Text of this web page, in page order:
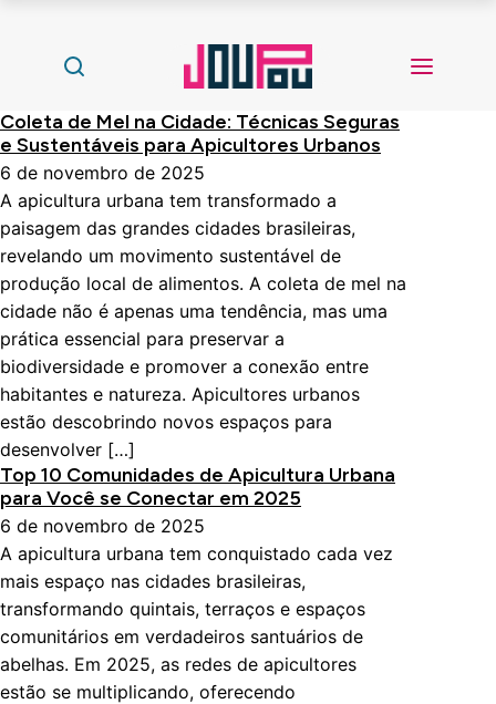
Coleta de Mel na Cidade: Técnicas Seguras
e Sustentáveis para Apicultores Urbanos
6 de novembro de 2025
A apicultura urbana tem transformado a
paisagem das grandes cidades brasileiras,
revelando um movimento sustentável de
produção local de alimentos. A coleta de mel na
cidade não é apenas uma tendência, mas uma
prática essencial para preservar a
biodiversidade e promover a conexão entre
habitantes e natureza. Apicultores urbanos
estão descobrindo novos espaços para
desenvolver […]
Top 10 Comunidades de Apicultura Urbana
para Você se Conectar em 2025
6 de novembro de 2025
A apicultura urbana tem conquistado cada vez
mais espaço nas cidades brasileiras,
transformando quintais, terraços e espaços
comunitários em verdadeiros santuários de
abelhas. Em 2025, as redes de apicultores
estão se multiplicando, oferecendo